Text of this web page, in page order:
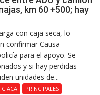
km 60 +500; hay
con caja seca, lo
confirmar Causa
para el apoyo. Se
y si hay perdidas
unidades de...
PRINCIPALES